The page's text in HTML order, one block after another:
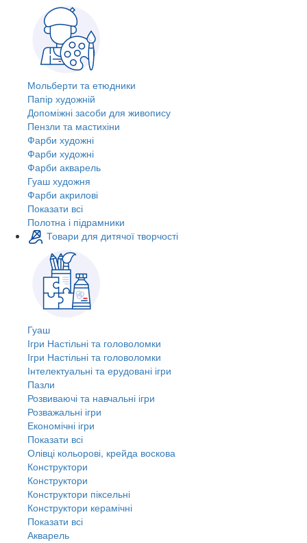
Мольберти та етюдники
Папір художній
Допоміжні засоби для живопису
Пензли та мастихіни
Фарби художні
Фарби художні
Фарби акварель
Гуаш художня
Фарби акрилові
Показати всі
Полотна і підрамники
Товари для дитячої творчості
Гуаш
Ігри Настільні та головоломки
Ігри Настільні та головоломки
Інтелектуальні та ерудовані ігри
Пазли
Розвиваючі та навчальні ігри
Розважальні ігри
Економічні ігри
Показати всі
Олівці кольорові, крейда воскова
Конструктори
Конструктори
Конструктори піксельні
Конструктори керамічні
Показати всі
Акварель